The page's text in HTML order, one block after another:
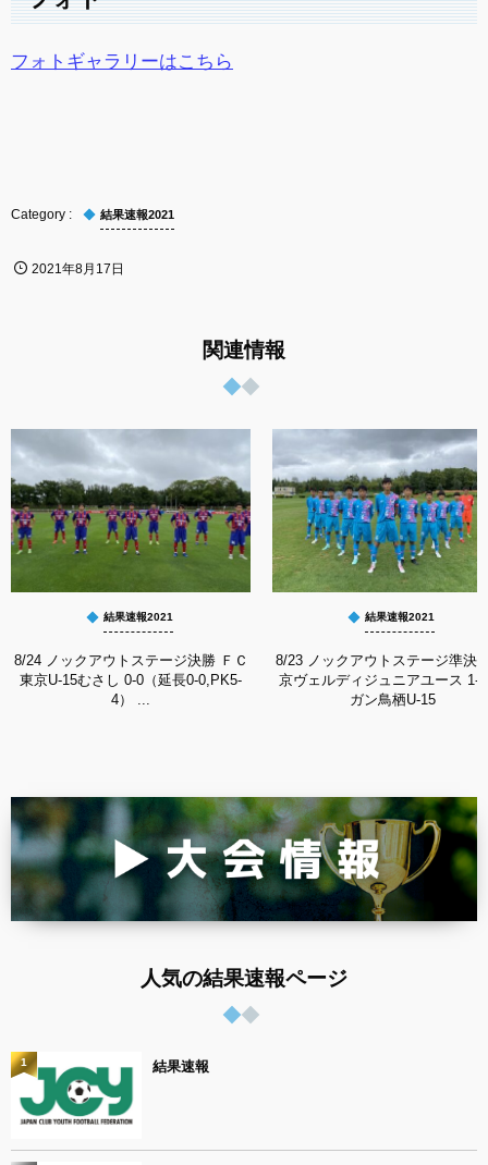
フォトギャラリーはこちら
結果速報2021
2021年8月17日
関連情報
結果速報2021
8/24 ノックアウトステージ決勝 ＦＣ
東京U-15むさし 0-0（延長0-0,PK5-
4） ...
結果速報2021
8/23 ノックアウトステージ準決
京ヴェルディジュニアユース 1-
ガン鳥栖U-15
人気の結果速報ページ
結果速報
1